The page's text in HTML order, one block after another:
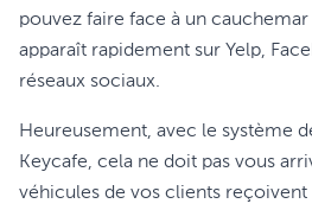
pouvez faire face à un
apparaît rapidement sur Yelp,
réseaux sociaux.
Heureusement, avec le système
Keycafe, cela ne doit pas vous
véhicules de vos clients reçoivent